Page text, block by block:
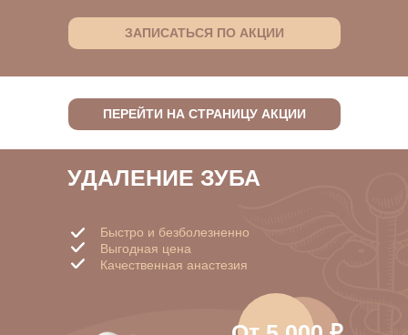
ЗАПИСАТЬСЯ ПО АКЦИИ
ПЕРЕЙТИ НА СТРАНИЦУ АКЦИИ
УДАЛЕНИЕ ЗУБА
Быстро и безболезненно
Выгодная цена
Качественная анастезия